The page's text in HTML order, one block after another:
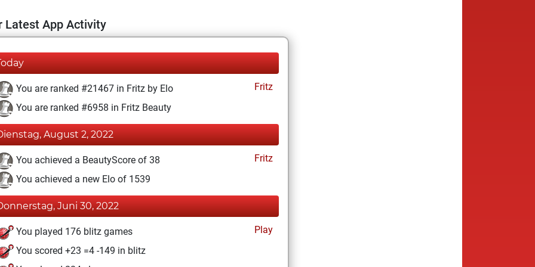
Latest App Activity
You are ranked #21467 in Fritz by Elo
Fritz
You are ranked #6958 in Fritz Beauty
August 2, 2022
You achieved a BeautyScore of 38
Fritz
You achieved a new Elo of 1539
Juni 30, 2022
You played 176 blitz games
Play
You scored +23 =4 -149 in blitz